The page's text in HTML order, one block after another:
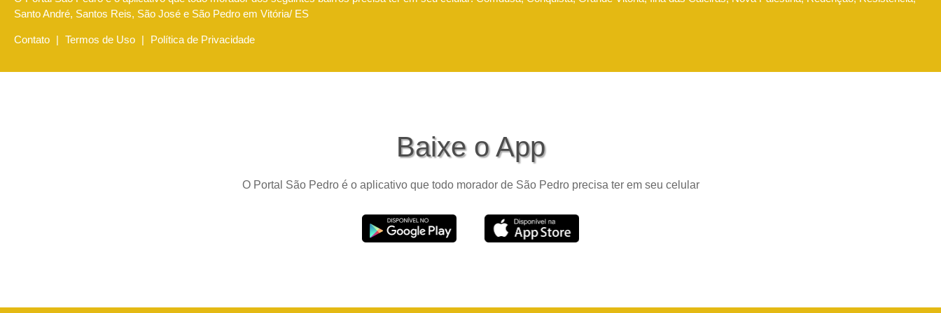
Santo André, Santos Reis, São José e São Pedro em Vitória/ ES
Contato | Termos de Uso | Política de Privacidade
Baixe o App
O Portal São Pedro é o aplicativo que todo morador de São Pedro precisa ter em seu celular